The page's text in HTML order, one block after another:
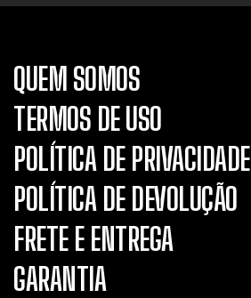
QUEM SOMOS
TERMOS DE USO
POLÍTICA DE PRIVACIDADE
POLÍTICA DE DEVOLUÇÃO
FRETE E ENTREGA
GARANTIA